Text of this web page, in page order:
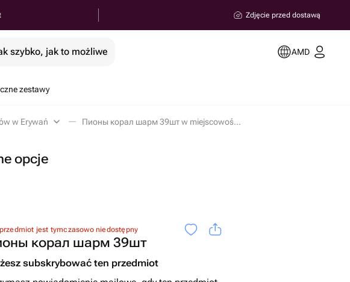
Zdjęcie przed dostawą
szybko, jak to możliwe AMD
zestawy
w Erywań Пионы корал шарм 39шт w miejscowości Erywań
opcje
jest tymczasowo niedostępny
корал шарм 39шт
subskrybować ten przedmiot